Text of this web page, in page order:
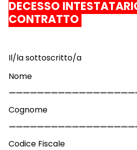
DECESSO
CONTRATTO
Il/la sottoscritto/a
Nome
Cognome
Codice Fiscale